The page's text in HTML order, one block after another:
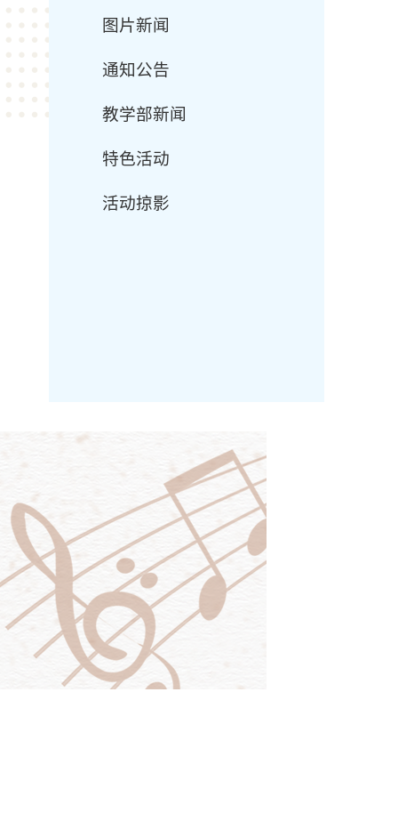
图片新闻
通知公告
教学部新闻
特色活动
活动掠影